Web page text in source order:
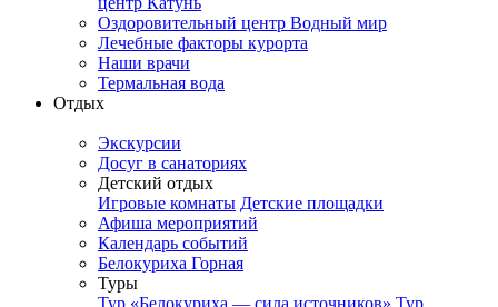
Оздоровительный центр Водный мир
Лечебные факторы курорта
Наши врачи
Термальная вода
Отдых
Экскурсии
Досуг в санаториях
Детский отдых
Игровые комнаты Детские площадки
Афиша мероприятий
Календарь событий
Белокуриха Горная
Туры